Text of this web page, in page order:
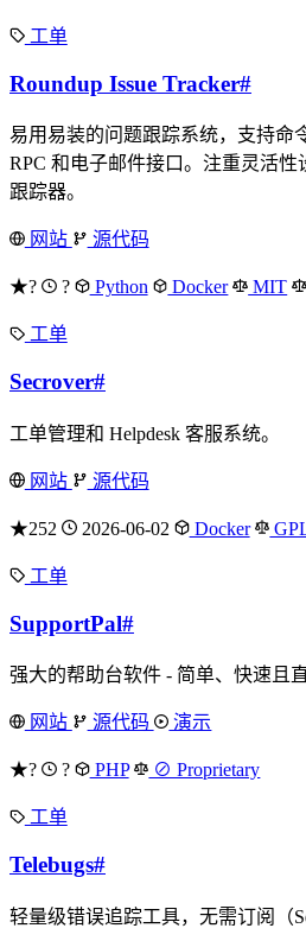
工单
Roundup Issue Tracker#
易用易装的问题跟踪系统，支持命
RPC 和电子邮件接口。注重灵活
跟踪器。
网站 源代码
★? ? Python Docker MIT
工单
Secrover#
工单管理和 Helpdesk 客服系统。
网站 源代码
★252 2026-06-02 Docker
工单
SupportPal#
强大的帮助台软件 - 简单、快速且直
网站 源代码 演示
★? ? PHP ⊘ Proprietary
工单
Telebugs#
轻量级错误追踪工具，无需订阅（